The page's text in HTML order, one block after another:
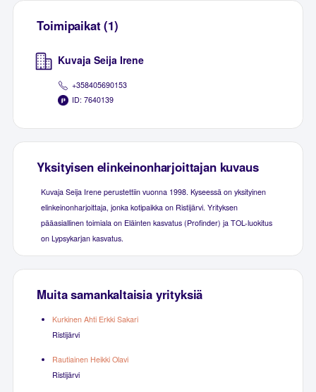
Toimipaikat (1)
Kuvaja Seija Irene
+358405690153
ID: 7640139
Yksityisen elinkeinonharjoittajan kuvaus
Kuvaja Seija Irene perustettiin vuonna 1998. Kyseessä on yksityinen
elinkeinonharjoittaja, jonka kotipaikka on Ristijärvi. Yrityksen
pääasiallinen toimiala on Eläinten kasvatus (Profinder) ja TOL-luokitus
on Lypsykarjan kasvatus.
Muita samankaltaisia yrityksiä
Kurkinen Ahti Erkki Sakari
Ristijärvi
Rautiainen Heikki Olavi
Ristijärvi